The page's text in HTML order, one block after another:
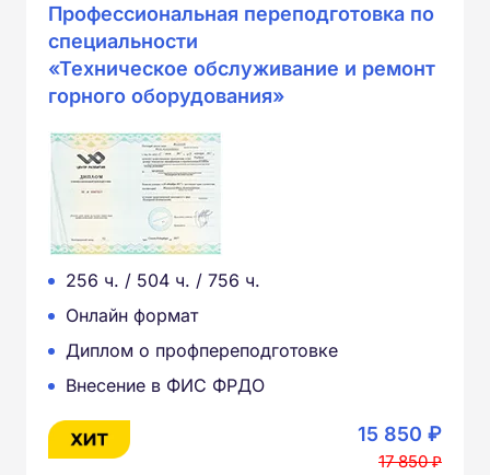
Профессиональная переподготовка по
специальности
«Техническое обслуживание и ремонт
горного оборудования»
256 ч. / 504 ч. / 756 ч.
Онлайн формат
Диплом о профпереподготовке
Внесение в ФИС ФРДО
15 850 ₽
17 850 ₽